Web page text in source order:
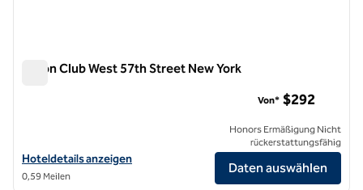
Hilton Club West 57th Street New York
Hoteldetails für Hilton Club West 57th Street New York anzeigen
Hoteldetails anzeigen
0,59 Meilen
Von* $292
Honors Ermäßigung Nicht
rückerstattungsfähig
Daten auswählen